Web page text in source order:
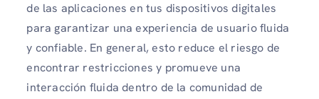
de las aplicaciones en tus dispositivos digitales
para garantizar una experiencia de usuario fluida
y confiable. En general, esto reduce el riesgo de
encontrar restricciones y promueve una
interacción fluida dentro de la comunidad de